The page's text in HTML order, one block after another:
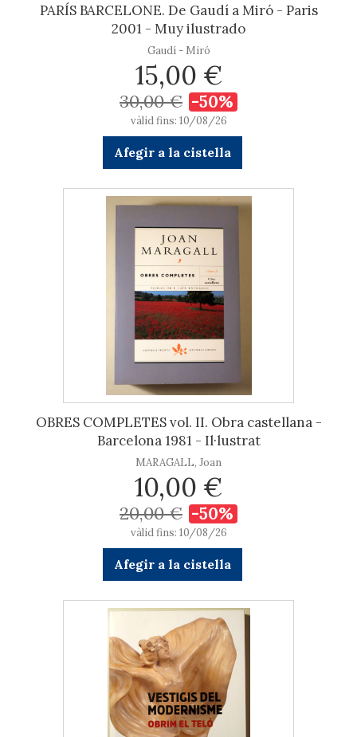
PARÍS BARCELONE. De Gaudí a Miró - Paris
2001 - Muy ilustrado
Gaudí - Miró
15,00 €
30,00 € -50%
vàlid fins: 10/08/26
Afegir a la cistella
OBRES COMPLETES vol. II. Obra castellana -
Barcelona 1981 - Il·lustrat
MARAGALL, Joan
10,00 €
20,00 € -50%
vàlid fins: 10/08/26
Afegir a la cistella